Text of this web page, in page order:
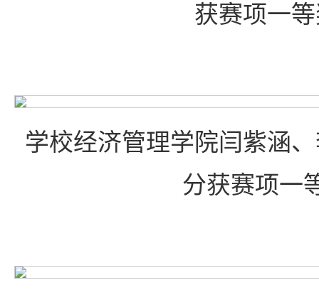
获赛项一
学校经济管理学院闫紫涵
分获赛项一